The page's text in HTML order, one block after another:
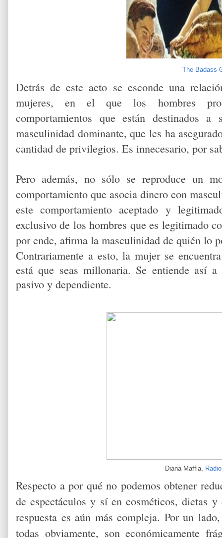
The Badass
Detrás de este acto se esconde una
mujeres, en el que los hombres
comportamientos que están destinados
masculinidad dominante, que les ha
cantidad de privilegios. Es innecesario, por
Pero además, no sólo se reproduce un
comportamiento que asocia dinero con
este comportamiento aceptado y
exclusivo de los hombres que es legitimado
por ende, afirma la masculinidad de quién lo
Contrariamente a esto, la mujer se
está que seas millonaria. Se entiende así
pasivo y dependiente.
Diana Maffia,
Respecto a por qué no podemos obtener
de espectáculos y sí en cosméticos, dietas
respuesta es aún más compleja. Por un
todas obviamente, son económicamente